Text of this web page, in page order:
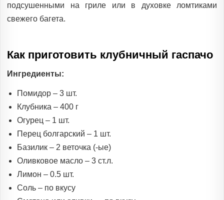
подсушенными на гриле или в духовке ломтиками
свежего багета.
Как приготовить клубничный гаспачо
Ингредиенты:
Помидор – 3 шт.
Клубника – 400 г
Огурец – 1 шт.
Перец болгарский – 1 шт.
Базилик – 2 веточка (-ые)
Оливковое масло – 3 ст.л.
Лимон – 0.5 шт.
Соль – по вкусу